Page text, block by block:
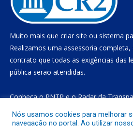
Muito mais que criar site ou sistema
Realizamos uma assessoria completa,
contrato que todas as exigências das
pública serão atendidas.
Conheça oPNTPe oRadar da
Nós usamos cookies para melhorar
navegação no portal. Ao utilizar